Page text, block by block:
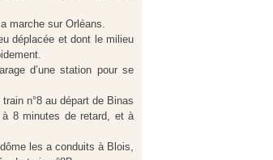
marche sur Orléans.
déplacée et dont le milieu
d’une station pour se
n°8 au départ de Binas
à 8 minutes de retard, et à
les a conduits à Blois,